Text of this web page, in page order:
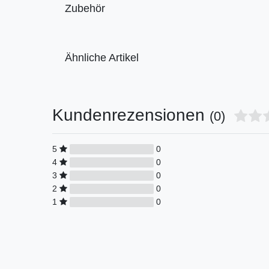
Zubehör
Ähnliche Artikel
Kundenrezensionen (0)
5
0
4
0
3
0
2
0
1
0